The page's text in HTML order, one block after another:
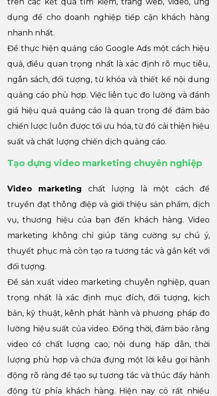
dụng để cho doanh nghiệp tiếp cận khách hàng
nhanh nhất.
Để thực hiện quảng cáo Google Ads một cách hiệu
quả, điều quan trọng nhất là xác định rõ mục tiêu,
ngân sách, đối tượng, từ khóa và thiết kế nội dung
quảng cáo phù hợp. Việc liên tục đo lường và đánh
giá hiệu quả quảng cáo là quan trọng để đảm bảo
chiến lược luôn được tối ưu hóa, từ đó cải thiện hiệu
suất và chất lượng chiến dịch quảng cáo.
Tạo dựng video marketing chuyên nghiệp
Video marketing chất lượng là một cách để
truyền đạt thông điệp và giới thiệu sản phẩm, dịch
vụ, thương hiệu của bạn đến khách hàng. Video
marketing không chỉ giúp tăng cường sự chú ý,
thuyết phục mà còn tạo ra tương tác và gắn kết với
đối tượng.
Để sản xuất video marketing chuyên nghiệp, quan
trọng nhất là xác định mục đích, đối tượng, kịch
bản, kỹ thuật, kênh phát hành và phương pháp đo
lường hiệu suất của video. Đồng thời, đảm bảo rằng
video có chất lượng cao, nội dung hấp dẫn, thời
lượng phù hợp và chứa đựng một lời kêu gọi hành
động rõ ràng để tạo sự tương tác và thúc đẩy hành
động từ phía khách hàng. Hiện nay có rất nhiều